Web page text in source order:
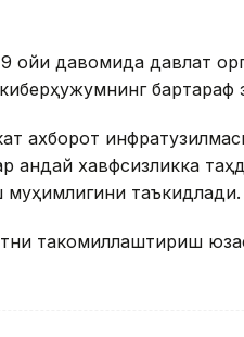
ойи давомида давлат
бартараф
ахборот
қандай хавфсизликка
муҳимлигини таъкидлади.
такомиллаштириш